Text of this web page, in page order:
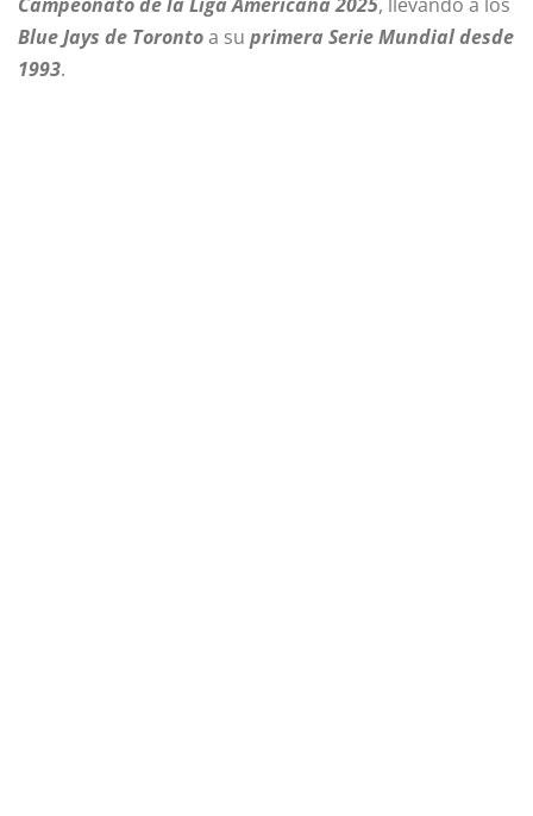
Blue Jays de Torontoa su primera Serie Mundial desde
1993.